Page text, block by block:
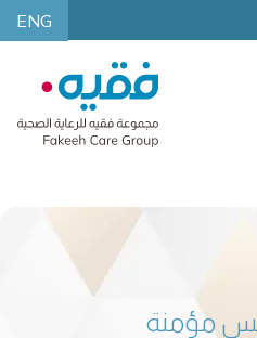
ENG
مؤمنة